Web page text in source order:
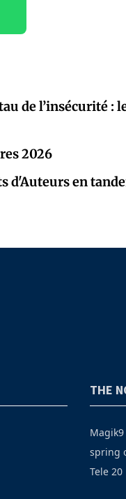
de l’insécurité :
2026
d'Auteurs en
THE
Magik9
spring
Tele 20